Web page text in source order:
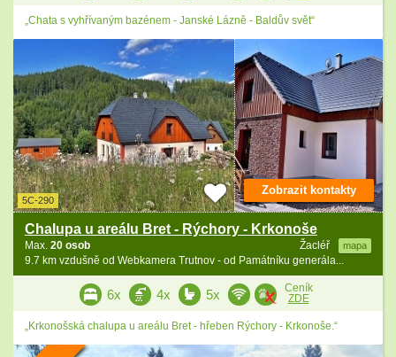
„Chata s vyhřívaným bazénem - Janské Lázně - Baldův svět“
5C-290
Chalupa u areálu Bret - Rýchory - Krkonoše
Žacléř mapa
Max. 20 osob
9.7 km vzdušně od Webkamera Trutnov - od Památníku generála...
Zobrazit kontakty
6x 4x 5x
Ceník
ZDE
„Krkonošská chalupa u areálu Bret - hřeben Rýchory - Krkonoše.“